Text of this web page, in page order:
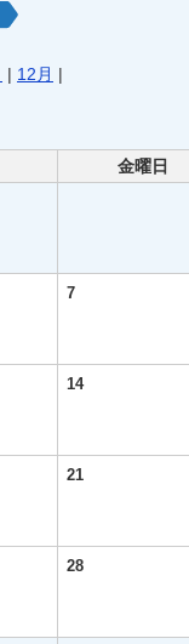
| 12月 |
金曜日
7
14
21
28